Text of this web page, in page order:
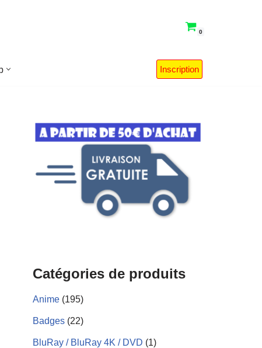
0
Inscription
Catégories de produits
Anime (195)
Badges (22)
BluRay / BluRay 4K / DVD (1)